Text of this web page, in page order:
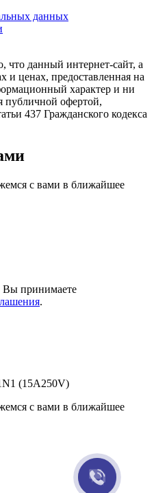
данных
данный интернет-сайт, а
и ценах, предоставленная на
характер и ни
публичной офертой,
437 Гражданского кодекса
с вами в ближайшее
Вы принимаете
.
(15A250V)
с вами в ближайшее